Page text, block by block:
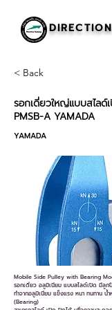
< Back
รอกเดี่ยวใหญ่แบบสไล
PMSB-A YAMADA
YAMADA
Mobile Side Pulley with Bearing
รอกเดี่ยว อลูมิเนียม แบบสไลด์เปิด มีลูก
ทำจากอลูมิเนียม แข็งแรง หนา ทนทาน น้
(Bearing)